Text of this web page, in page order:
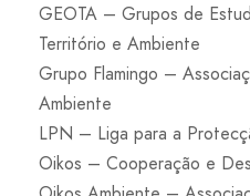
GEOTA – Grupos de
Território e Ambiente
Grupo Flamingo –
Ambiente
LPN – Liga para a
Oikos – Cooperação e